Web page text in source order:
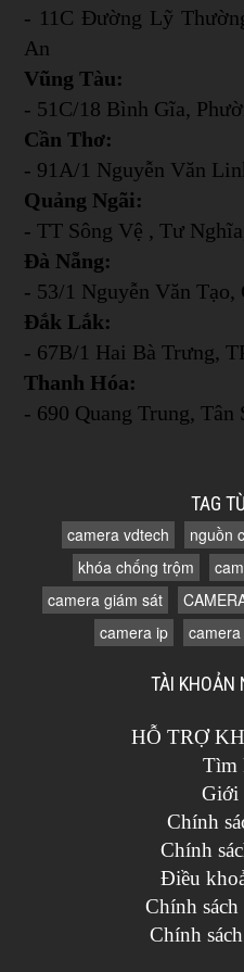
- 11C Đường Lỹ
An
Vũng Tàu:
- 51C/18 Bình Gĩa,
Cần Thơ:
- 91A/1 Nguyễn Văn
Quảng Ngãi:
- TT Sông Vệ , Tư
Đà Nẵng:
- 53/1 Nguyễn Văn Tạo,
Đắk Lắk:
- 67B/1 Hai Bà Trưng,
Thanh Hóa:
- 690 Quang Trung, Tân
TAG
camera vdtech nguồn
khóa chống trộm
camera giám sát
camera ip
TÀI KHOẢN
HỖ TRỢ
Tìm
Giới
Chính
Chính
Điều
Chính
Chính